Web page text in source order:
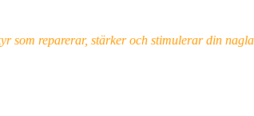
som reparerar, stärker och stimulerar din